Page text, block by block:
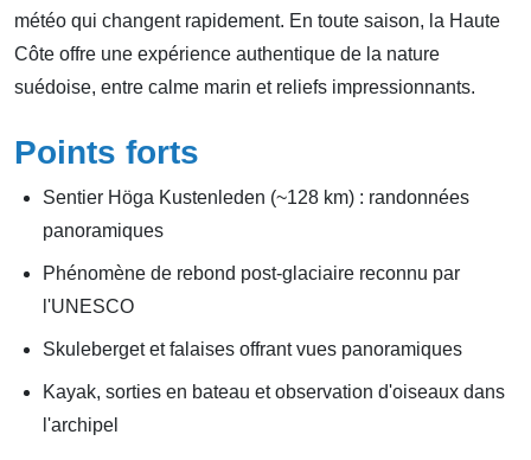
météo qui changent rapidement. En toute saison, la Haute
Côte offre une expérience authentique de la nature
suédoise, entre calme marin et reliefs impressionnants.
Points forts
Sentier Höga Kustenleden (~128 km) : randonnées
panoramiques
Phénomène de rebond post-glaciaire reconnu par
l'UNESCO
Skuleberget et falaises offrant vues panoramiques
Kayak, sorties en bateau et observation d'oiseaux dans
l'archipel